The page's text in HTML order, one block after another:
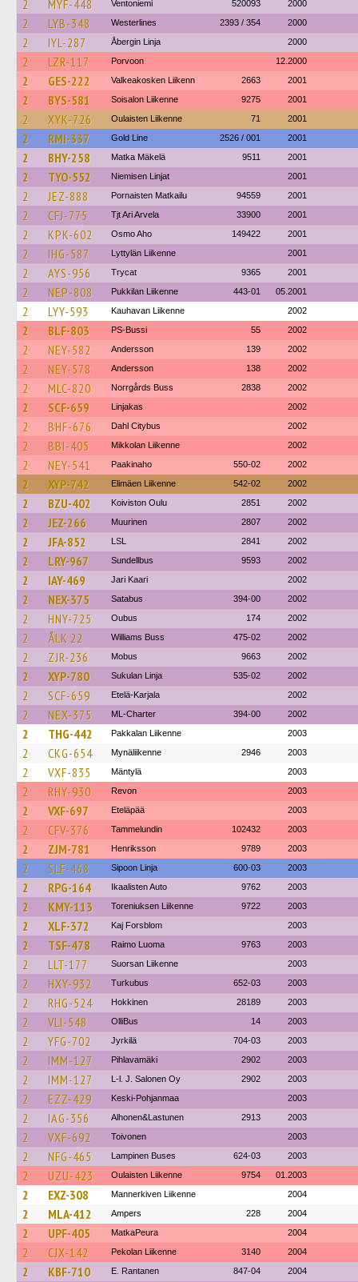
2 MYF-448 Ventoniemi 520093 2000
2 LYB-348 Westerlines 2393 / 354 2000
2 IYL-287 Åbergin Linja 2000
2 LZR-117 Porvoon 12.2000
2 GES-222 Valkeakosken Liikenn 2663 2001
2 BYS-581 Soisalon Liikenne 9275 2001
2 XYK-726 Oulaisten Liikenne 71 2001
2 RMI-337 Gold Line 2526 / 001 2001
2 BHY-258 Matka Mäkelä 9511 2001
2 TYO-552 Niemisen Linjat 2001
2 JEZ-888 Pornaisten Matkailu 94559 2001
2 CFJ-775 Tjt Ari Arvela 33900 2001
2 KPK-602 Osmo Aho 149422 2001
2 IHG-587 Lyttylän Liikenne 2001
2 AYS-956 Trycat 9365 2001
2 NEP-808 Pukkilan Liikenne 443-01 05.2001
2 LYY-593 Kauhavan Liikenne 2002
2 BLF-803 PS-Bussi 55 2002
2 NEY-582 Andersson 139 2002
2 NEY-578 Andersson 138 2002
2 MLC-820 Norrgårds Buss 2838 2002
2 SCF-659 Linjakas 2002
2 BHF-676 Dahl Citybus 2002
2 BBI-405 Mikkolan Liikenne 2002
2 NEY-541 Paakinaho 550-02 2002
2 XYP-742 Elimäen Liikenne 542-02 2002
2 BZU-402 Koiviston Oulu 2851 2002
2 JEZ-266 Muurinen 2807 2002
2 JFA-852 LSL 2841 2002
2 LRY-967 Sundellbus 9593 2002
2 IAY-469 Jari Kaari 2002
2 NEX-375 Satabus 394-00 2002
2 HNY-725 Oubus 174 2002
2 ÅLK 22 Williams Buss 475-02 2002
2 ZJR-236 Mobus 9663 2002
2 XYP-780 Sukulan Linja 535-02 2002
2 SCF-659 Etelä-Karjala 2002
2 NEX-375 ML-Charter 394-00 2002
2 THG-442 Pakkalan Liikenne 2003
2 CKG-654 Mynäliikenne 2946 2003
2 VXF-835 Mäntylä 2003
2 RHY-930 Revon 2003
2 VXF-697 Eteläpää 2003
2 CFV-376 Tammelundin 102432 2003
2 ZJM-781 Henriksson 9789 2003
2 SLF-468 Sipoon Linja 600-03 2003
2 RPG-164 Ikaalisten Auto 9762 2003
2 KMY-113 Toreniuksen Liikenne 9722 2003
2 XLF-372 Kaj Forsblom 2003
2 TSF-478 Raimo Luoma 9763 2003
2 LLT-177 Suorsan Liikenne 2003
2 HXY-932 Turkubus 652-03 2003
2 RHG-524 Hokkinen 28189 2003
2 VLI-548 OlliBus 14 2003
2 YFG-702 Jyrkilä 704-03 2003
2 IMM-127 Pihlavamäki 2902 2003
2 IMM-127 L-l. J. Salonen Oy 2902 2003
2 EZZ-429 Keski-Pohjanmaa 2003
2 IAG-356 Alhonen&Lastunen 2913 2003
2 VXF-692 Toivonen 2003
2 NFG-465 Lampinen Buses 624-03 2003
2 UZU-423 Oulaisten Liikenne 9754 01.2003
2 EXZ-308 Mannerkiven Liikenne 2004
2 MLA-412 Ampers 228 2004
2 UPF-405 MatkaPeura 2004
2 CJX-142 Pekolan Liikenne 3140 2004
2 KBF-710 E. Rantanen 847-04 2004